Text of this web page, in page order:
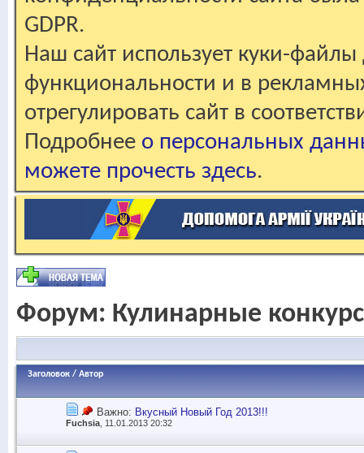
GDPR.
Наш сайт использует куки-файлы
функциональности и в
отрегулировать сайт в
Подробнее о персональных
можете прочесть здесь.
Форум: Кулинарные
Заголовок / Автор
Важно: Вкусный Новый Год 2013!!!
Fuchsia , 11.01.2013 20:32